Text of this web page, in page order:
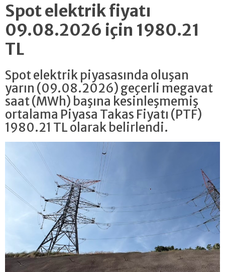
Spot elektrik fiyatı
09.08.2026 için 1980.21
TL
Spot elektrik piyasasında oluşan
yarın (09.08.2026) geçerli megavat
saat (MWh) başına kesinleşmemiş
ortalama Piyasa Takas Fiyatı (PTF)
1980.21 TL olarak belirlendi.